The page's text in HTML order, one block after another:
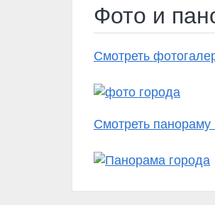
Фото и
Смотреть
Смотреть панораму